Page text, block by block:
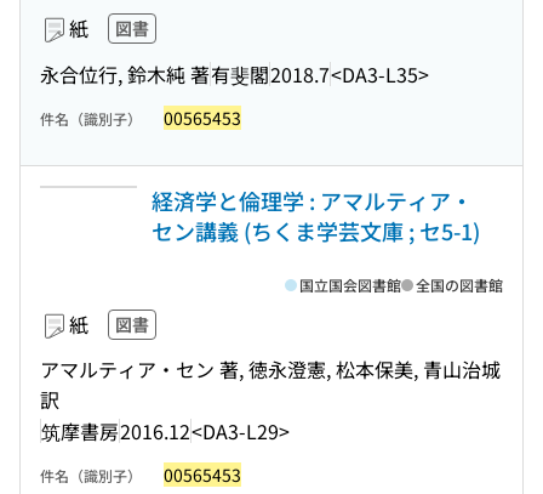
紙 図書
永合位行, 鈴木純 著有斐閣2018.7<DA3-L35>
件名（識別子） 00565453
経済学と倫理学 : アマルティア・
セン講義 (ちくま学芸文庫 ; セ5-1)
紙 図書
アマルティア・セン 著, 徳永澄憲, 松本保美, 青山治城
訳
筑摩書房2016.12<DA3-L29>
国立国会図書館 全国の図書館
件名（識別子） 00565453